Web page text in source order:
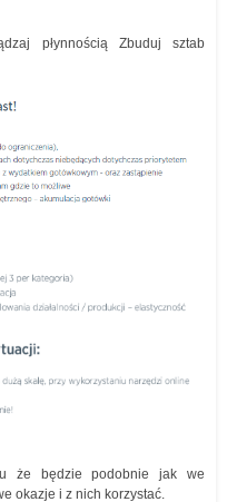
płynnością Zbuduj sztab
że będzie podobnie jak we
okazje i z nich korzystać.